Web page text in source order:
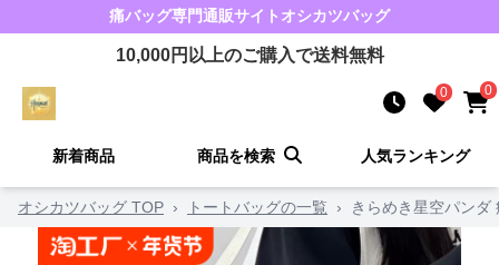
痛バッグ専門通販サイト オシカツバッグ
10,000円以上のご購入で送料無料
0 0
新着商品 商品を検索 人気ランキング
オシカツバッグ TOP › トートバッグの一覧 › きらめき星空パンダ